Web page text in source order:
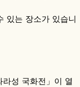
있는 장소가 있습니
성 국화전」이 열